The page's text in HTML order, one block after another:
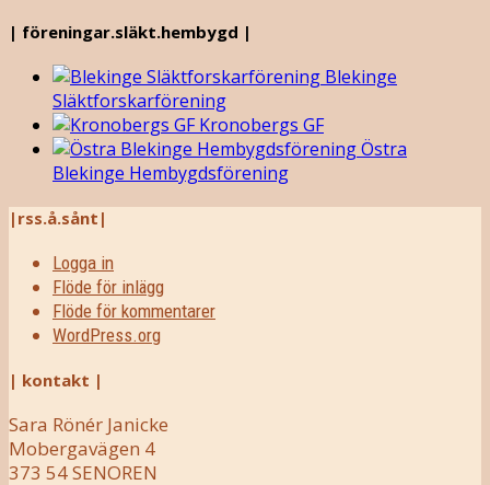
| föreningar.släkt.hembygd |
Blekinge
Släktforskarförening
Kronobergs GF
Östra
Blekinge Hembygdsförening
|rss.å.sånt|
Logga in
Flöde för inlägg
Flöde för kommentarer
WordPress.org
| kontakt |
Sara Rönér Janicke
Mobergavägen 4
373 54 SENOREN